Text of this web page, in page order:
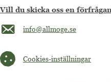
Vill du skicka oss en
Maila oss på info@allmoge.se
info@allmoge.se
Cookies-inställningar
Cookies-inställningar